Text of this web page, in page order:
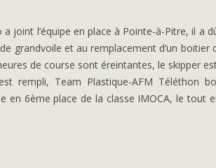
a joint l’équipe en place à Pointe-à-Pitre, il a
grandvoile et au remplacement d’un
de course sont éreintantes, le skipper
rempli, Team Plastique-AFM Téléthon
en 6ème place de la classe IMOCA, le tout